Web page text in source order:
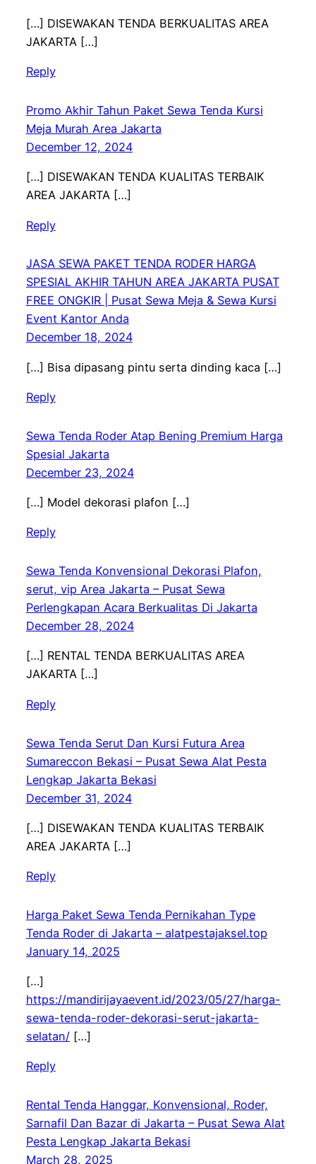
[…] DISEWAKAN TENDA BERKUALITAS AREA
JAKARTA […]
Reply
Promo Akhir Tahun Paket Sewa Tenda Kursi
Meja Murah Area Jakarta
December 12, 2024
[…] DISEWAKAN TENDA KUALITAS TERBAIK
AREA JAKARTA […]
Reply
JASA SEWA PAKET TENDA RODER HARGA
SPESIAL AKHIR TAHUN AREA JAKARTA PUSAT
FREE ONGKIR | Pusat Sewa Meja & Sewa Kursi
Event Kantor Anda
December 18, 2024
[…] Bisa dipasang pintu serta dinding kaca […]
Reply
Sewa Tenda Roder Atap Bening Premium Harga
Spesial Jakarta
December 23, 2024
[…] Model dekorasi plafon […]
Reply
Sewa Tenda Konvensional Dekorasi Plafon,
serut, vip Area Jakarta – Pusat Sewa
Perlengkapan Acara Berkualitas Di Jakarta
December 28, 2024
[…] RENTAL TENDA BERKUALITAS AREA
JAKARTA […]
Reply
Sewa Tenda Serut Dan Kursi Futura Area
Sumareccon Bekasi – Pusat Sewa Alat Pesta
Lengkap Jakarta Bekasi
December 31, 2024
[…] DISEWAKAN TENDA KUALITAS TERBAIK
AREA JAKARTA […]
Reply
Harga Paket Sewa Tenda Pernikahan Type
Tenda Roder di Jakarta – alatpestajaksel.top
January 14, 2025
[…]
https://mandirijayaevent.id/2023/05/27/harga-
sewa-tenda-roder-dekorasi-serut-jakarta-
selatan/[…]
Reply
Rental Tenda Hanggar, Konvensional, Roder,
Sarnafil Dan Bazar di Jakarta – Pusat Sewa Alat
Pesta Lengkap Jakarta Bekasi
March 28, 2025